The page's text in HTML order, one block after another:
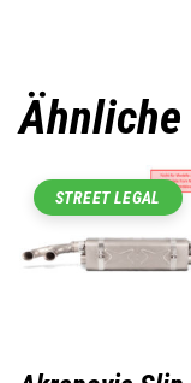
STREET LEGAL